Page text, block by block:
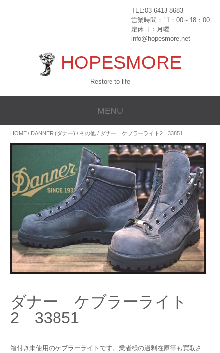
TEL:03-6413-8683
営業時間：11：00～18：00
定休日：月曜
info@hopesmore.net
HOPESMORE
Restore to life
MENU
HOME / DANNER (ダナー) / その他 / ダナー ケブラーライト2 33851
ダナー ケブラーライト
2 33851
箱付き未使用のケブラーライトです。業者様の過剰在庫等も買取さ